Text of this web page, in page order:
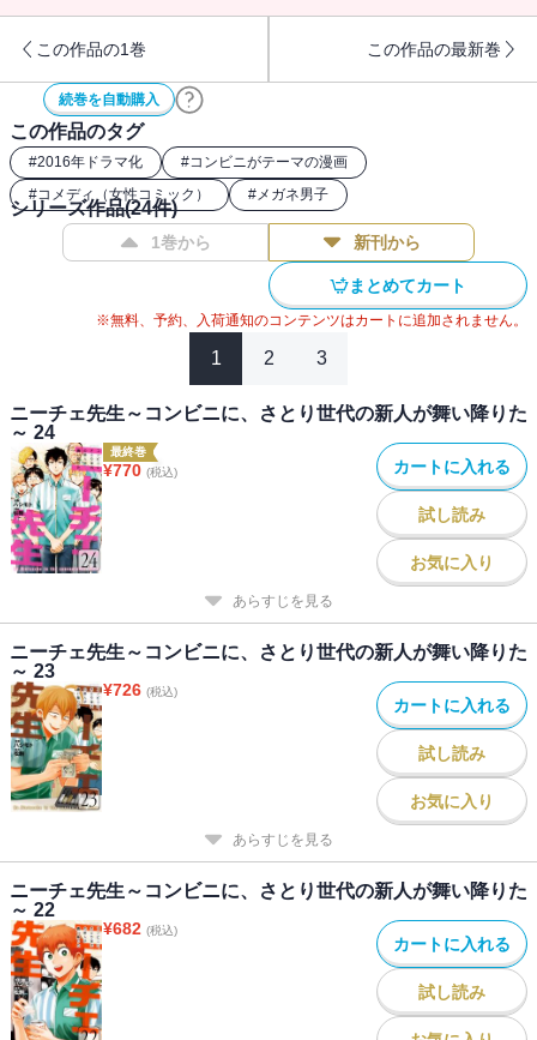
この作品の1巻 この作品の最新巻
続巻を自動購入
この作品のタグ
#2016年ドラマ化 #コンビニがテーマの漫画
#コメディ（女性コミック） #メガネ男子
シリーズ作品(24件)
1巻から 新刊から
まとめてカート
※無料、予約、入荷通知のコンテンツはカートに追加されません。
1 2 3
ニーチェ先生～コンビニに、さとり世代の新人が舞い降りた
～ 24
最終巻
¥770 (税込) カートに入れる
試し読み
お気に入り
あらすじを見る
ニーチェ先生～コンビニに、さとり世代の新人が舞い降りた
～ 23
¥726 (税込)
カートに入れる
試し読み
お気に入り
あらすじを見る
ニーチェ先生～コンビニに、さとり世代の新人が舞い降りた
～ 22
¥682 (税込)
カートに入れる
試し読み